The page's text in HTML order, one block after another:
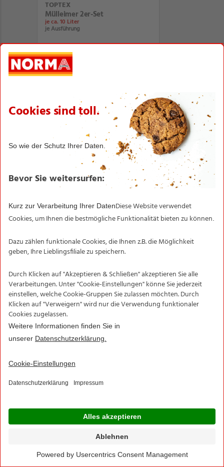
TOPTEX
Mülleimer 2er-Set
je ca. 10 Liter
je Ausführung
9,99*
50er-Pack
MULTITEC
3,99
Filiale